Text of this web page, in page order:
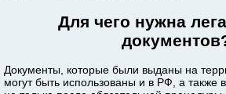
Для чего нужна
Документы, которые были выданы на
могут быть использованы и в РФ, а также в